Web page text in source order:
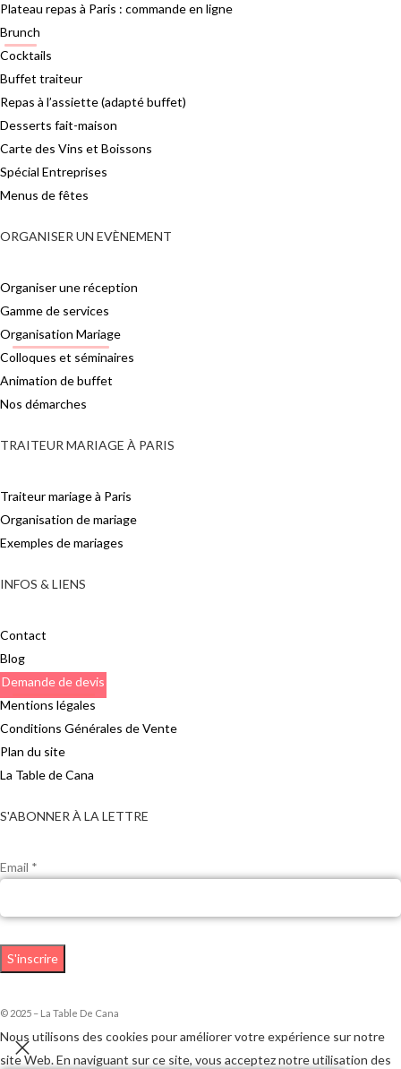
Plateau repas à Paris : commande en ligne
Brunch
Cocktails
Buffet traiteur
Repas à l’assiette (adapté buffet)
Desserts fait-maison
Carte des Vins et Boissons
Spécial Entreprises
Menus de fêtes
ORGANISER UN EVÈNEMENT
Organiser une réception
Gamme de services
Organisation Mariage
Colloques et séminaires
Animation de buffet
Nos démarches
TRAITEUR MARIAGE À PARIS
Traiteur mariage à Paris
Organisation de mariage
Exemples de mariages
INFOS & LIENS
Contact
Blog
Demande de devis
Mentions légales
Conditions Générales de Vente
Plan du site
La Table de Cana
S'ABONNER À LA LETTRE
Email *
© 2025 – La Table De Cana
Nous utilisons des cookies pour améliorer votre expérience sur notre
site Web. En naviguant sur ce site, vous acceptez notre utilisation des